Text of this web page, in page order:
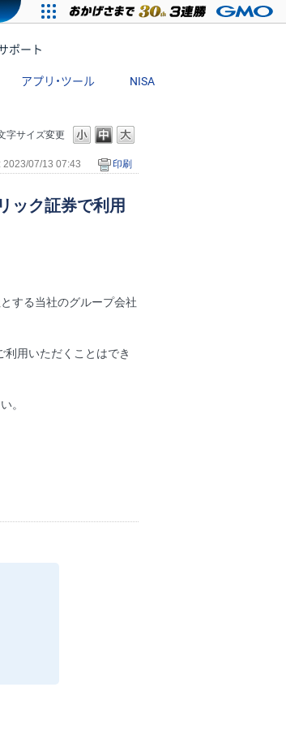
ポート
アプリ・ツール NISA
字サイズ変更
2023/07/13 07:43 印刷
ック証券で利用
する当社のグループ会社
用いただくことはでき
。